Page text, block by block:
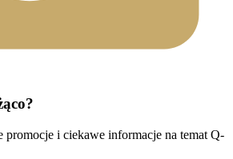
promocje i ciekawe informacje na temat Q-